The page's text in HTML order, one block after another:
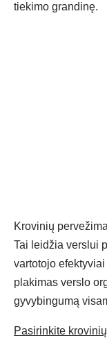
tiekimo grandinę.
Krovinių
Tai leidžia verslui
vartotojo
plakimas verslo
gyvybingumą
Pasirinkite